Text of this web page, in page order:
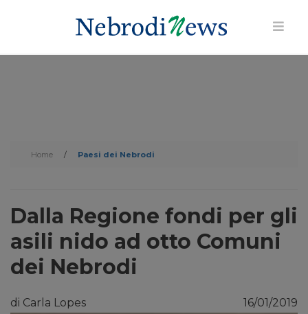
Home / Paesi dei Nebrodi
Dalla Regione fondi per gli
asili nido ad otto Comuni
dei Nebrodi
di Carla Lopes 16/01/2019